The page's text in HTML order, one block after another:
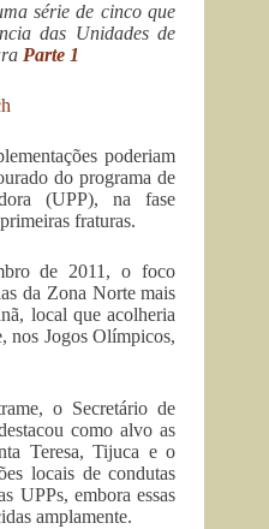
série de cinco que
das Unidades de
Parte 1
poderiam
do programa de
(UPP), na fase
fraturas.
de 2011, o foco
da Zona Norte mais
local que acolheria
nos Jogos Olímpicos,
o Secretário de
como alvo as
Teresa, Tijuca e o
locais de condutas
UPPs, embora essas
amplamente.